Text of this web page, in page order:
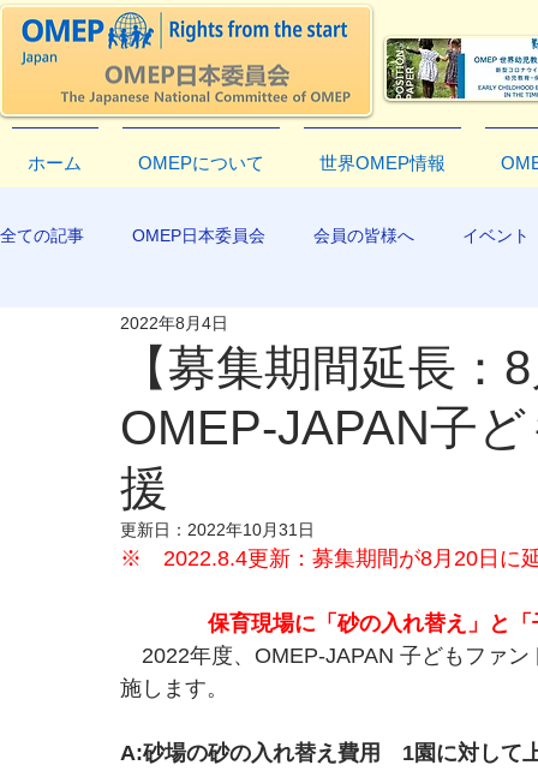
ホーム OMEPについて 世界OMEP情報
全ての記事 OMEP日本委員会 会員の皆様へ イベント
EXCO-COMMUNICATION
【募集期間延長：
OMEP-JAPAN子
援
2022年8月4日
更新日： 2022年10月31日
※　2022.8.4更新：募集期間が8月20日に
保育現場に「砂の入れ替え」と
2022年度、OMEP-JAPAN 子どもファ
施します。
A:砂場の砂の入れ替え費用　1園に対して